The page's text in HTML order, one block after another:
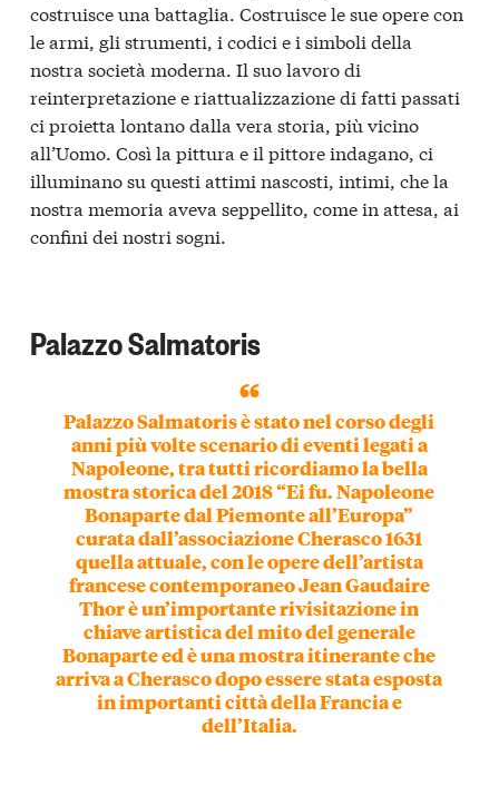
costruisce una battaglia. Costruisce le sue opere con
le armi, gli strumenti, i codici e i simboli della
nostra società moderna. Il suo lavoro di
reinterpretazione e riattualizzazione di fatti passati
ci proietta lontano dalla vera storia, più vicino
all’Uomo. Così la pittura e il pittore indagano, ci
illuminano su questi attimi nascosti, intimi, che la
nostra memoria aveva seppellito, come in attesa, ai
confini dei nostri sogni.
Palazzo Salmatoris
Palazzo Salmatoris è stato nel corso degli
anni più voltescenario di eventi legati a
Napoleone,tra tutti ricordiamo la bella
mostra storica del 2018 “Ei fu. Napoleone
Bonaparte dal Piemonte all’Europa”
curata dall’associazione Cherasco 1631
quella attuale, con le opere dell’artista
francese contemporaneo Jean Gaudaire
Thor è un’importante rivisitazione in
chiave artistica del mito del generale
Bonaparte ed è una mostra itinerante che
arriva a Cherasco dopo essere stata esposta
in importanti città della Francia e
dell’Italia.